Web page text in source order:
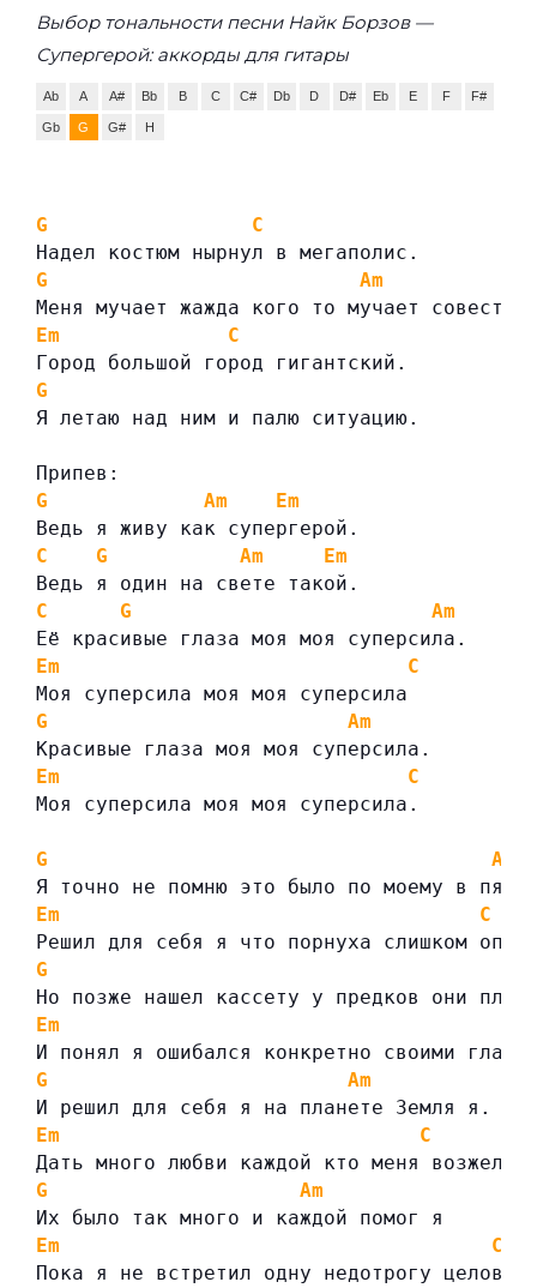
Выбор тональности песни Найк Борзов —
Супергерой: аккорды для гитары
Ab A A# Bb B C C# Db D D# Eb E F F#
Gb G G# H
G
C
Надел костюм нырнул в мегаполис.
G
Am
Меня мучает жажда кого то мучает совесть.
Em
C
Город большой город гигантский.
G
Я летаю над ним и палю ситуацию.
Припев:
G
Am
Em
Ведь я живу как супергерой.
C
G Am
Em
Ведь я один на свете такой.
C
G
Am
Её красивые глаза моя моя суперсила.
Em
C
Моя суперсила моя моя суперсила
G
Am
Красивые глаза моя моя суперсила.
Em
C
Моя суперсила моя моя суперсила.
G
Am
Я точно не помню это было по моему в
Em
C
Решил для себя я что порнуха слишком
G
Но позже нашел кассету у предков они
Em
И понял я ошибался конкретно своими
G
Am
И решил для себя я на планете Земля я.
Em
C
Дать много любви каждой кто меня
G
Am
Их было так много и каждой помог я
Em
C
Пока я не встретил одну недотрогу